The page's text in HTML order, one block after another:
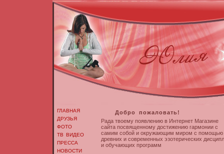
ГЛАВНАЯ
ДРУЗЬЯ
ФОТО
ТВ ВИДЕО
ПРЕССА
НОВОСТИ
Добро пожаловать!
Рада твоему появлению в Интернет Магазине
сайта посвященному достижению гармонии с
самим собой и окружающим миром с помощью
древних и современных эзотерических
и обучающих программ